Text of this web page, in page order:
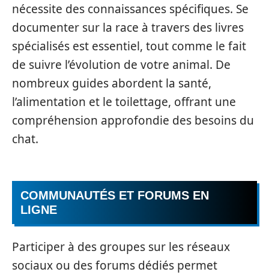
nécessite des connaissances spécifiques. Se
documenter sur la race à travers des livres
spécialisés est essentiel, tout comme le fait
de suivre l’évolution de votre animal. De
nombreux guides abordent la santé,
l’alimentation et le toilettage, offrant une
compréhension approfondie des besoins du
chat.
COMMUNAUTÉS ET FORUMS EN
LIGNE
Participer à des groupes sur les réseaux
sociaux ou des forums dédiés permet